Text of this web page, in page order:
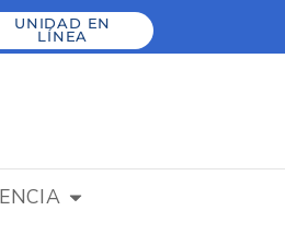
UNIDAD EN
LÍNEA